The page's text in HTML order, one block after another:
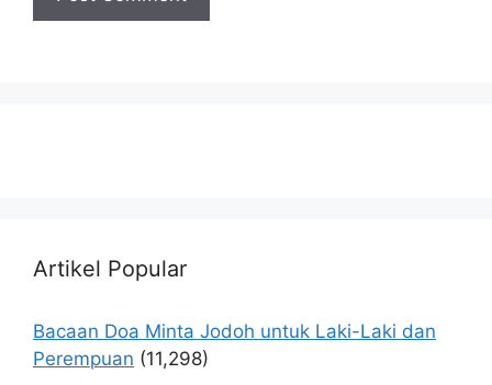
Artikel Popular
Bacaan Doa Minta Jodoh untuk Laki-Laki dan
Perempuan (11,298)